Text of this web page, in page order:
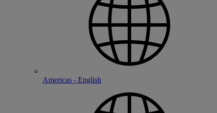
Americas - English